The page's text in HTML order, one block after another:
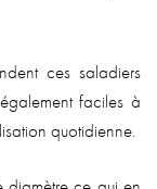
ces saladiers
faciles à
quotidienne.